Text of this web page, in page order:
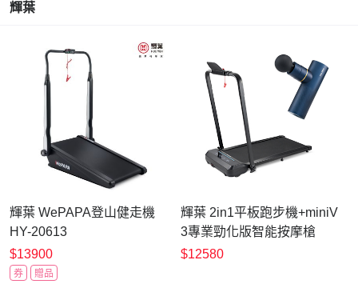
輝葉
輝葉 WePAPA登山健走機
HY-20613
$13900
券 贈品
輝葉 2in1平板跑步機+miniV
3專業勁化版智能按摩槍
(HY-20611+HY-10506)
$12580